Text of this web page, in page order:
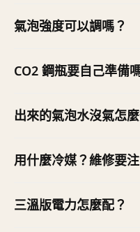
泡水／冰水（進水 15°C
域。三溫版（HCS
氣泡強度可以調嗎？
bar），調整 CO2 鋼瓶上
CO2 鋼瓶要自己準備
約每 425g CO2 產出
出來的氣泡水沒氣怎
50–65 psi）；② 機內可
化幫浦暫停，拔插頭等約
用什麼冷媒？維修要
由原廠授權技師處理。
三溫版電力怎麼配？